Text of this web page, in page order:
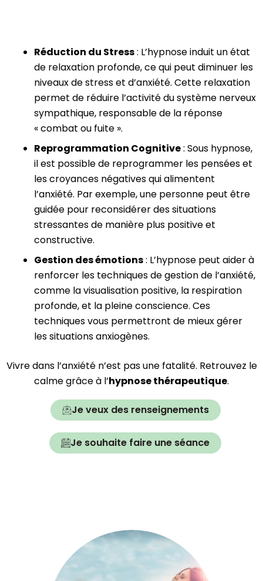
Réduction du Stress: L’hypnose induit un état
de relaxation profonde, ce qui peut diminuer les
niveaux de stress et d’anxiété. Cette relaxation
permet de réduire l’activité du système nerveux
sympathique, responsable de la réponse
« combat ou fuite ».
Reprogrammation Cognitive: Sous hypnose,
il est possible de reprogrammer les pensées et
les croyances négatives qui alimentent
l’anxiété. Par exemple, une personne peut être
guidée pour reconsidérer des situations
stressantes de manière plus positive et
constructive.
Gestion des émotions: L’hypnose peut aider à
renforcer les techniques de gestion de l’anxiété,
comme la visualisation positive, la respiration
profonde, et la pleine conscience. Ces
techniques vous permettront de mieux gérer
les situations anxiogènes.
Vivre dans l’anxiété n’est pas une fatalité. Retrouvez le
calme grâce à l’hypnose thérapeutique.
Je veux des renseignements
Je souhaite faire une séance